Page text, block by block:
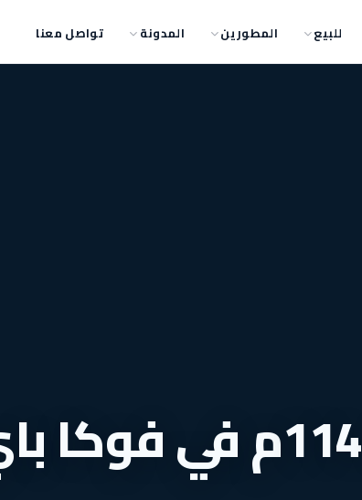
للبيع المطورين المدونة تواصل معنا